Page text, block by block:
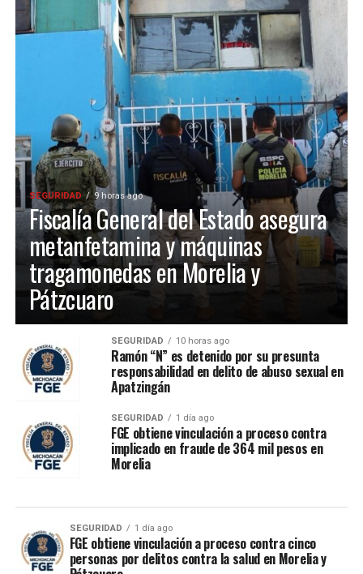
SEGURIDAD 9 horas ago
Fiscalía General del Estado asegura
metanfetamina y máquinas
tragamonedas en Morelia y
Pátzcuaro
SEGURIDAD 10 horas ago
Ramón “N” es detenido por su presunta
responsabilidad en delito de abuso sexual en
Apatzingán
SEGURIDAD 1 día ago
FGE obtiene vinculación a proceso contra
implicado en fraude de 364 mil pesos en
Morelia
SEGURIDAD 1 día ago
FGE obtiene vinculación a proceso contra cinco
personas por delitos contra la salud en Morelia y